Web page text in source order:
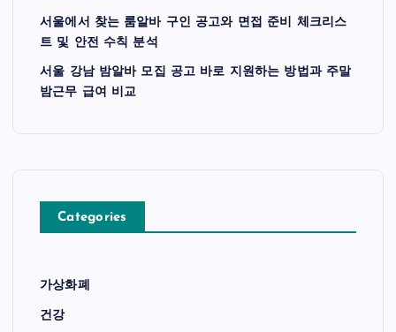
서울에서 찾는 룸알바 구인 공고와 면접 준비 체크리스
트 및 안전 수칙 분석
서울 강남 밤알바 모집 공고 바로 지원하는 방법과 주말
밤근무 급여 비교
Categories
가상화폐
건강